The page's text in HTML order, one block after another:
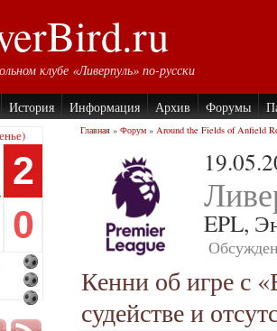
клубе «Ливерпуль» по-русски
История Информация Архив Форумы
2
0
Главная » Форум » Around the Fields of Anfield
EPL,
Кенни об игре с
судействе и